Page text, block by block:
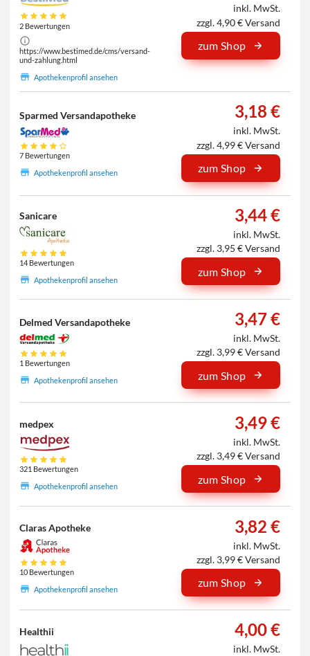
2 Bewertungen
https://www.bestimed.de/cms/versand-
und-zahlung.html
Apothekenprofil ansehen
inkl. MwSt.
zzgl. 4,90 € Versand
zum Shop
Sparmed Versandapotheke
7 Bewertungen
Apothekenprofil ansehen
3,18 €
inkl. MwSt.
zzgl. 4,99 € Versand
zum Shop
Sanicare
14 Bewertungen
Apothekenprofil ansehen
3,44 €
inkl. MwSt.
zzgl. 3,95 € Versand
zum Shop
Delmed Versandapotheke
1 Bewertungen
Apothekenprofil ansehen
3,47 €
inkl. MwSt.
zzgl. 3,99 € Versand
zum Shop
medpex
321 Bewertungen
Apothekenprofil ansehen
3,49 €
inkl. MwSt.
zzgl. 3,49 € Versand
zum Shop
Claras Apotheke
10 Bewertungen
Apothekenprofil ansehen
3,82 €
inkl. MwSt.
zzgl. 3,99 € Versand
zum Shop
Healthii 4,00 €
inkl. MwSt.